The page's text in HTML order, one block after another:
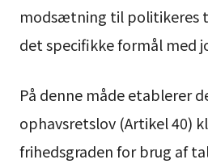
modsætning til politikeres
det specifikke formål med
På denne måde etablerer
ophavsretslov (Artikel 40)
frihedsgraden for brug af